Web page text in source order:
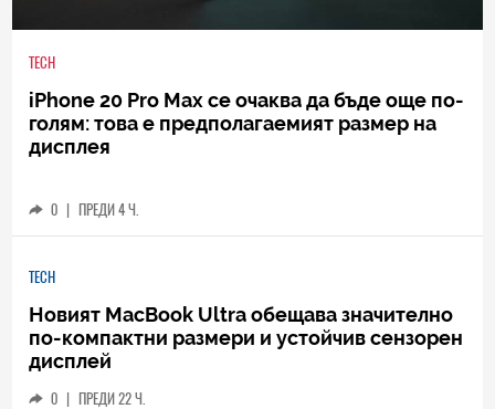
TECH
iPhone 20 Pro Max се очаква да бъде още по-
голям: това е предполагаемият размер на
дисплея
0 | ПРЕДИ 4 Ч.
TECH
Новият MacBook Ultra обещава значително
по-компактни размери и устойчив сензорен
дисплей
0 | ПРЕДИ 22 Ч.